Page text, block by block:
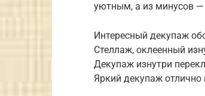
уютным, а из минусов —
Интересный декупаж
Стеллаж, оклеенный
Декупаж изнутри
Яркий декупаж отлично